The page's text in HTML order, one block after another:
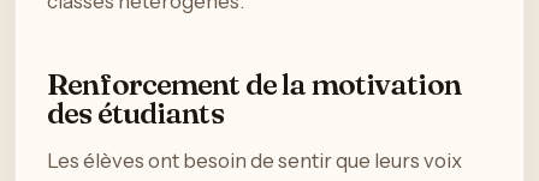
Renforcement de la motivation
des étudiants
Les élèves ont besoin de sentir que leurs voix